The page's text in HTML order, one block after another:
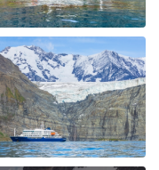
my second trip
was aboard the
It was no
expectations for
adventures
is knowledgable
about